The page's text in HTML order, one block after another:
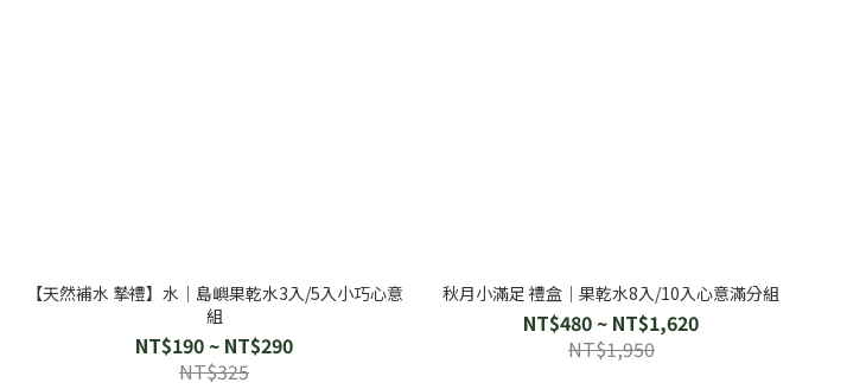
【天然補水 摯禮】水｜島嶼果乾水3入/5入小巧心意
組
NT$190 ~ NT$290
NT$325
秋月小滿足 禮盒｜果乾水8入/10入心意滿分組
NT$480 ~ NT$1,620
NT$1,950